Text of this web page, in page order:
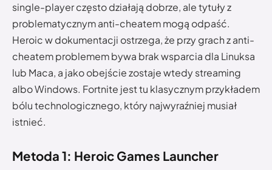
single-player często działają dobrze, ale tytuły z
problematycznym anti-cheatem mogą odpaść.
Heroic w dokumentacji ostrzega, że przy grach z anti-
cheatem problemem bywa brak wsparcia dla Linuksa
lub Maca, a jako obejście zostaje wtedy streaming
albo Windows. Fortnite jest tu klasycznym przykładem
bólu technologicznego, który najwyraźniej musiał
istnieć.
Metoda 1: Heroic Games Launcher